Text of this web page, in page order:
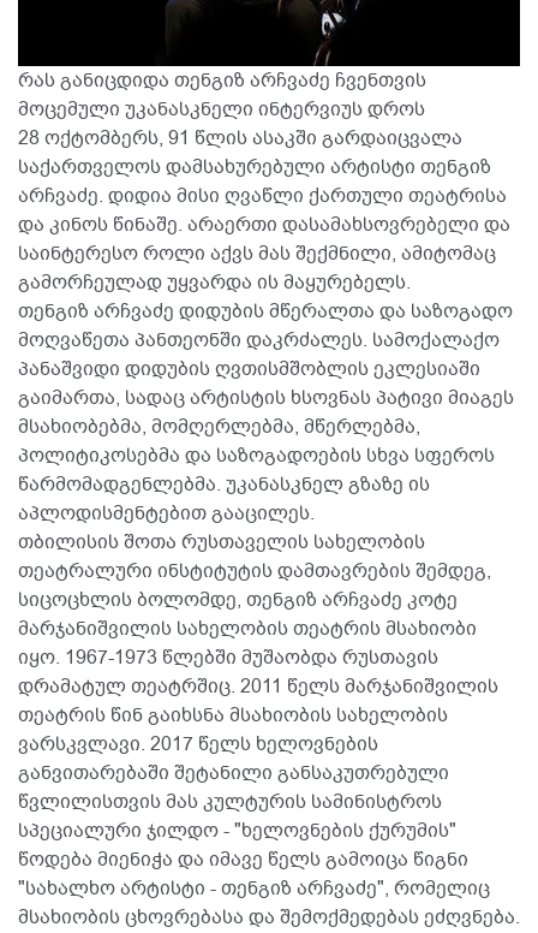
რას განიცდიდა თენგიზ არჩვაძე ჩვენთვის
მოცემული უკანასკნელი ინტერვიუს დროს
28 ოქტომბერს, 91 წლის ასაკში გარდაიცვალა
საქართველოს დამსახურებული არტისტი თენგიზ
არჩვაძე. დიდია მისი ღვაწლი ქართული თეატრისა
და კინოს წინაშე. არაერთი დასამახსოვრებელი და
საინტერესო როლი აქვს მას შექმნილი, ამიტომაც
გამორჩეულად უყვარდა ის მაყურებელს.
თენგიზ არჩვაძე დიდუბის მწერალთა და საზოგადო
მოღვაწეთა პანთეონში დაკრძალეს. სამოქალაქო
პანაშვიდი დიდუბის ღვთისმშობლის ეკლესიაში
გაიმართა, სადაც არტისტის ხსოვნას პატივი მიაგეს
მსახიობებმა, მომღერლებმა, მწერლებმა,
პოლიტიკოსებმა და საზოგადოების სხვა სფეროს
წარმომადგენლებმა. უკანასკნელ გზაზე ის
აპლოდისმენტებით გააცილეს.
თბილისის შოთა რუსთაველის სახელობის
თეატრალური ინსტიტუტის დამთავრების შემდეგ,
სიცოცხლის ბოლომდე, თენგიზ არჩვაძე კოტე
მარჯანიშვილის სახელობის თეატრის მსახიობი
იყო. 1967-1973 წლებში მუშაობდა რუსთავის
დრამატულ თეატრშიც. 2011 წელს მარჯანიშვილის
თეატრის წინ გაიხსნა მსახიობის სახელობის
ვარსკვლავი. 2017 წელს ხელოვნების
განვითარებაში შეტანილი განსაკუთრებული
წვლილისთვის მას კულტურის სამინისტროს
სპეციალური ჯილდო - "ხელოვნების ქურუმის"
წოდება მიენიჭა და იმავე წელს გამოიცა წიგნი
"სახალხო არტისტი - თენგიზ არჩვაძე", რომელიც
მსახიობის ცხოვრებასა და შემოქმედებას ეძღვნება.